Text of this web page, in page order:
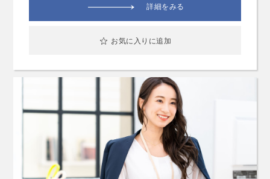
詳細をみる
お気に入りに追加